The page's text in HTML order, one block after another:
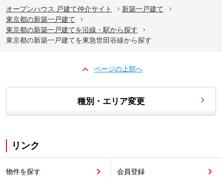
オープンハウス 戸建て仲介サイト
新築一戸建て
東京都の新築一戸建て
東京都の新築一戸建てを沿線・駅から探す
東京都の新築一戸建てを東急世田谷線から探す
ページの上部へ
種別・エリア変更
リンク
物件を探す 会員登録